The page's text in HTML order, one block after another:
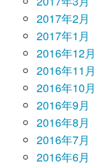
2017年2月
2017年1月
2016年12月
2016年11月
2016年10月
2016年9月
2016年8月
2016年7月
2016年6月